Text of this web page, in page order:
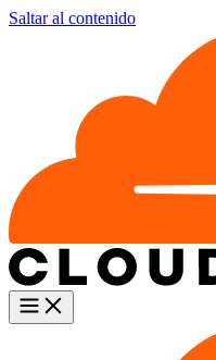
Saltar al contenido